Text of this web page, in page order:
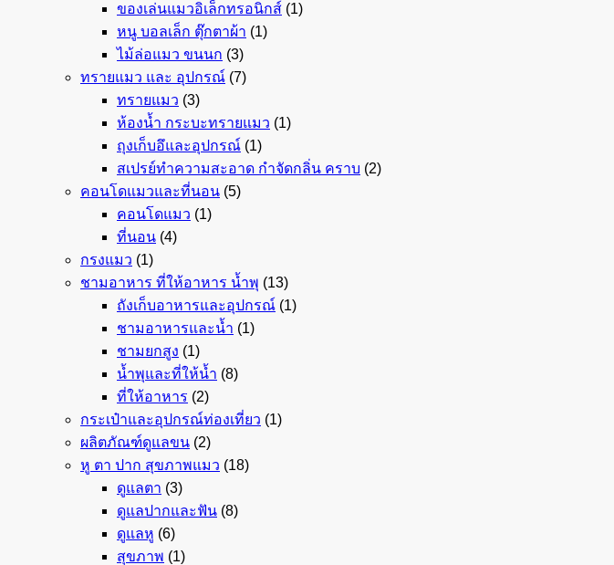
ของเล่นแมวอิเล็กทรอนิกส์ (1)
หนู บอลเล็ก ตุ๊กตาผ้า (1)
ไม้ล่อแมว ขนนก (3)
ทรายแมว และ อุปกรณ์ (7)
ทรายแมว (3)
ห้องน้ำ กระบะทรายแมว (1)
ถุงเก็บอึและอุปกรณ์ (1)
สเปรย์ทำความสะอาด กำจัดกลิ่น คราบ (2)
คอนโดแมวและที่นอน (5)
คอนโดแมว (1)
ที่นอน (4)
กรงแมว (1)
ชามอาหาร ที่ให้อาหาร น้ำพุ (13)
ถังเก็บอาหารและอุปกรณ์ (1)
ชามอาหารและน้ำ (1)
ชามยกสูง (1)
น้ำพุและที่ให้น้ำ (8)
ที่ให้อาหาร (2)
กระเป๋าและอุปกรณ์ท่องเที่ยว (1)
ผลิตภัณฑ์ดูแลขน (2)
หู ตา ปาก สุขภาพแมว (18)
ดูแลตา (3)
ดูแลปากและฟัน (8)
ดูแลหู (6)
สุขภาพ (1)